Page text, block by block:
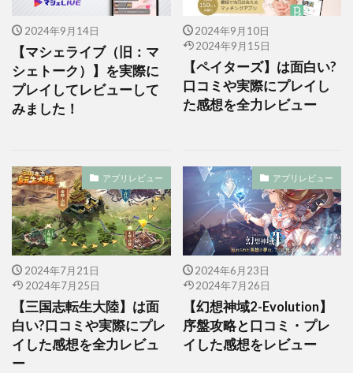
2024年9月14日
【マシェライブ（旧：マ
シェトーク）】を実際に
プレイしてレビューして
みました！
2024年9月10日
2024年9月15日
【ペイターズ】は面白い?
口コミや実際にプレイし
た感想を全力レビュー
アプリレビュー
2024年7月21日
2024年7月25日
【三国志転生大陸】は面
白い?口コミや実際にプレ
イした感想を全力レビュ
ー
アプリレビュー
2024年6月23日
2024年7月26日
【幻想神域2-Evolution】
序盤攻略と口コミ・プレ
イした感想をレビュー